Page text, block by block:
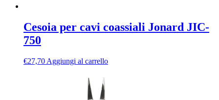
Cesoia per cavi coassiali Jonard JIC-
750
€27,70 Aggiungi al carrello